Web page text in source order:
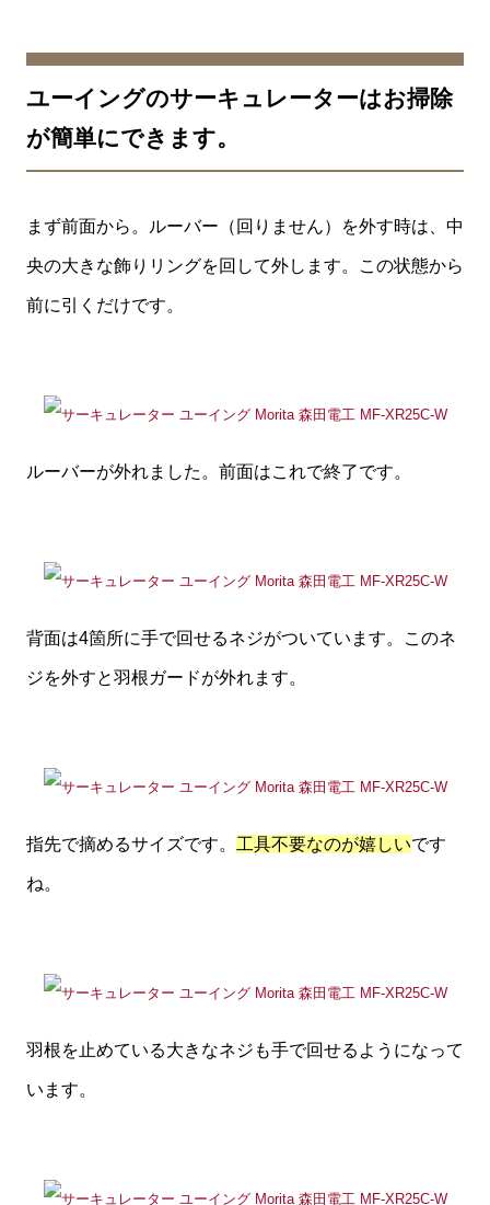
ユーイングのサーキュレーターはお掃除
が簡単にできます。
まず前面から。ルーバー（回りません）を外す時は、中
央の大きな飾りリングを回して外します。この状態から
前に引くだけです。
ルーバーが外れました。前面はこれで終了です。
背面は4箇所に手で回せるネジがついています。このネ
ジを外すと羽根ガードが外れます。
指先で摘めるサイズです。 工具不要なのが嬉しいです
ね。
羽根を止めている大きなネジも手で回せるようになって
います。